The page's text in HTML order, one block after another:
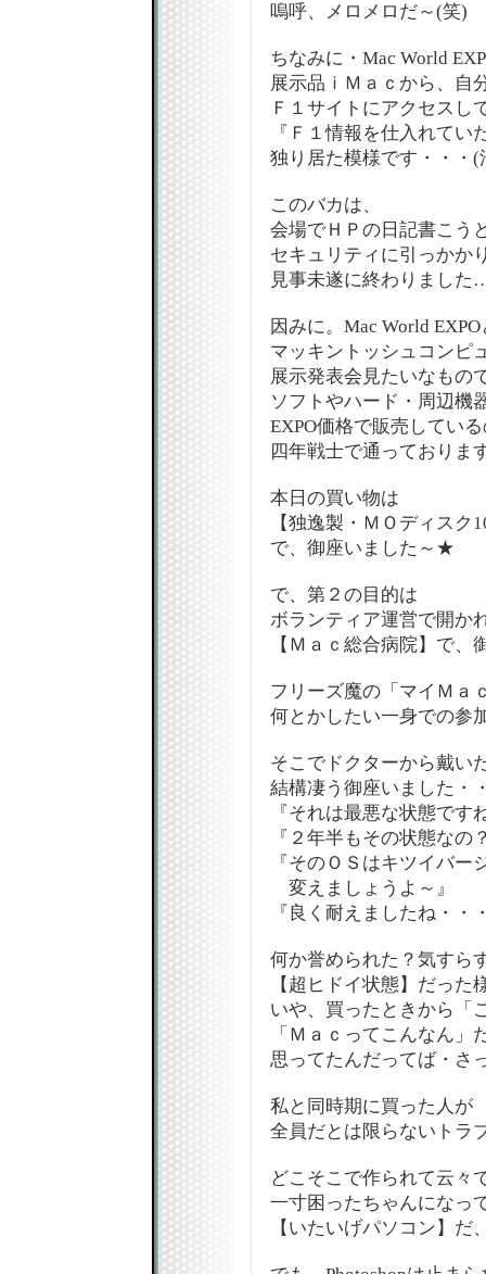
嗚呼、メロメロだ～(笑)
ちなみに・Mac World
展示品ｉＭａｃから、自
Ｆ１サイトにアクセスし
『Ｆ１情報を仕入れてい
独り居た模様です・・・(
このバカは、
会場でＨＰの日記書こう
セキュリティに引っかか
見事未遂に終わりました
因みに。Mac World EXPO
マッキントッシュコンピ
展示発表会見たいなもの
ソフトやハード・周辺機
EXPO価格で販売してい
四年戦士で通っておりま
本日の買い物は
【独逸製・ＭＯディスク
で、御座いました～★
で、第２の目的は
ボランティア運営で開か
【Ｍａｃ総合病院】で、
フリーズ魔の「マイＭａ
何とかしたい一身での参
そこでドクターから戴い
結構凄う御座いました・
『それは最悪な状態です
『２年半もその状態なの
『そのＯＳはキツイバー
変えましょうよ～』
『良く耐えましたね・・
何か誉められた？気すら
【超ヒドイ状態】だった
いや、買ったときから「
「Ｍａｃってこんなん」
思ってたんだってば・さ
私と同時期に買った人が
全員だとは限らないトラ
どこそこで作られて云々
一寸困ったちゃんになっ
【いたいげパソコン】だ